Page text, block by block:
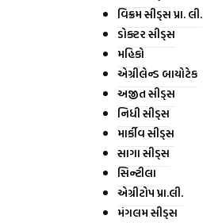
વિક્રમ સીડ્સ પ્રા. લી.
ડોક્ટર સીડ્સ
મહિકો
એગ્રીલેન્ડ બાયોટેક
અજીત સીડ્સ
નિધી સીડ્સ
માર્કીવ સીડ્સ
સાગા સીડ્સ
સિન્ટીલા
એગ્રીટોપ પ્રા.લી.
મંગલમ સીડ્સ